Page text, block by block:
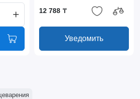
12 788 ₸
Уведомить